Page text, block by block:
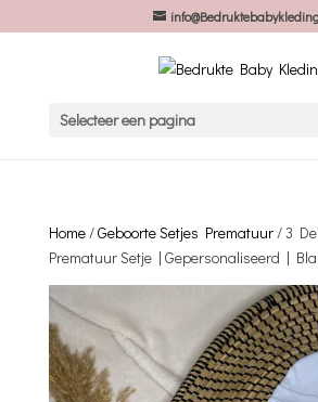
Selecteer een pagina
Home/Geboorte Setjes Prematuur/ 3
Prematuur Setje | Gepersonaliseerd |